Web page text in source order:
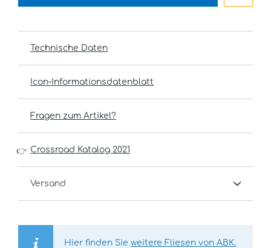
Technische Daten
Icon-Informationsdatenblatt
Fragen zum Artikel?
👉 Crossroad Katalog 2021
Versand
Hier finden Sieweitere Fliesen von ABK.